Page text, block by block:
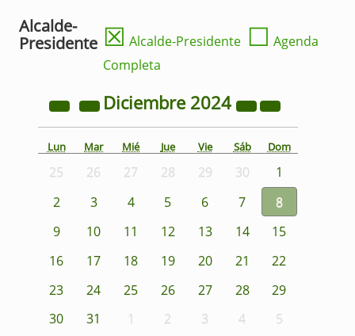
Alcalde-
Presidente ☒ Alcalde-Presidente ☐ Agenda
Completa
Diciembre 2024
Lun Mar Mié Jue Vie Sáb Dom
25 26 27 28 29 30
1
2
3 4 5 6 7
8
9
10 11 12 13 14
15
16
17 18 19 20 21
22
23
24 25 26 27 28
29
30
31 1 2 3 4 5